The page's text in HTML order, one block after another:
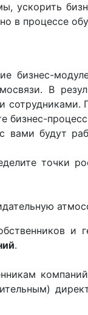
ускорить
в процессе
бизнес-
В
бизнес-
будут
точки
и
.